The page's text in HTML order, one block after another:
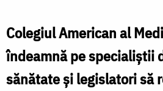
Colegiul American al
îndeamnă pe specialiștii
sănătate și legislatori să